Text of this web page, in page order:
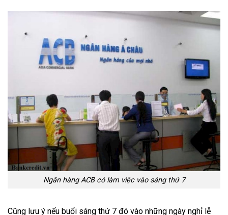
Ngân hàng ACB có làm việc vào sáng thứ 7
Cũng lưu ý nếu buổi sáng thứ 7 đó vào những ngày nghỉ lễ